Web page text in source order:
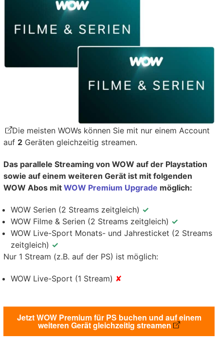
Die meisten WOWs können Sie mit nur einem Account
auf 2 Geräten gleichzeitig streamen.
Das parallele Streaming von WOW auf der Playstation
sowie auf einem weiteren Gerät ist mit folgenden
WOW Abos mit WOW Premium Upgrade möglich:
WOW Serien (2 Streams zeitgleich) ✓
WOW Filme & Serien (2 Streams zeitgleich) ✓
WOW Live-Sport Monats- und Jahresticket (2 Streams
zeitgleich) ✓
Nur 1 Stream (z.B. auf der PS) ist möglich:
WOW Live-Sport (1 Stream) ✘
Jetzt WOW Premium für PS buchen und auf einem
weiteren Gerät gleichzeitig streamen